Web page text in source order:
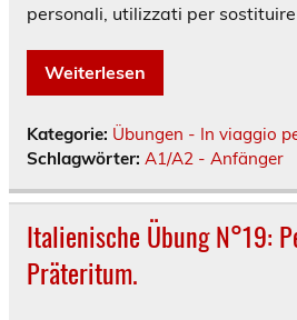
personali, utilizzati per sostituire
Weiterlesen
Kategorie: Übungen - In viaggio
Schlagwörter: A1/A2 - Anfänger
Italienische Übung N°19:
Präteritum.